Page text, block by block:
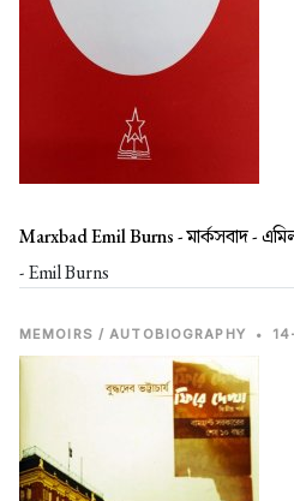
Marxbad Emil Burns -মার্কসবাদ -
- Emil Burns
MEMOIRS / AUTOBIOGRAPHY •